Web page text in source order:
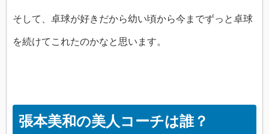
そして、卓球が好きだから幼い頃から今までずっと卓球
を続けてこれたのかなと思います。
張本美和の美人コーチは誰？